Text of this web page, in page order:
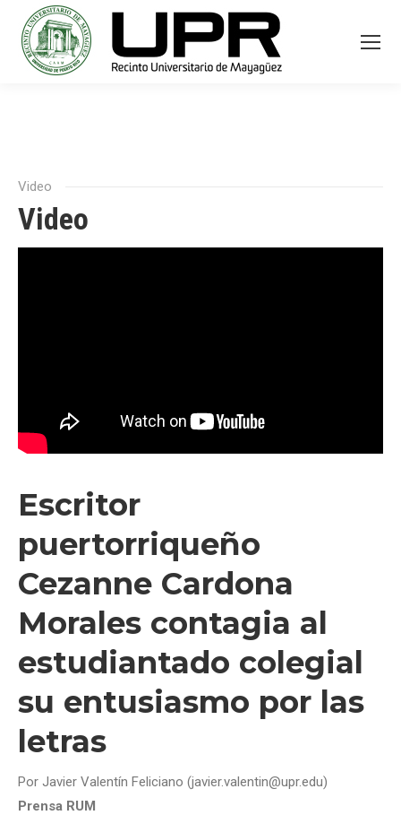
Video
Video
Escritor
puertorriqueño
Cezanne Cardona
Morales contagia al
estudiantado colegial
su entusiasmo por las
letras
Por Javier Valentín Feliciano (javier.valentin@upr.edu)
Prensa RUM